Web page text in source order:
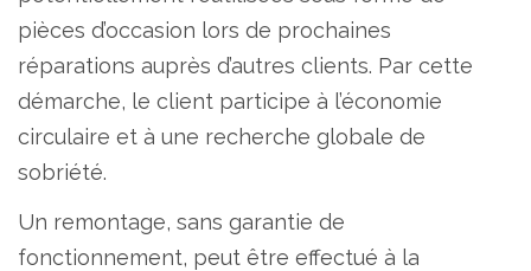
pièces d’occasion lors de prochaines
réparations auprès d’autres clients. Par cette
démarche, le client participe à l’économie
circulaire et à une recherche globale de
sobriété.
Un remontage, sans garantie de
fonctionnement, peut être effectué à la